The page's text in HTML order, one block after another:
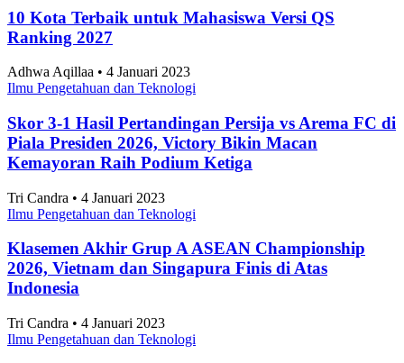
10 Kota Terbaik untuk Mahasiswa Versi QS
Ranking 2027
Adhwa Aqillaa • 4 Januari 2023
Ilmu Pengetahuan dan Teknologi
Skor 3-1 Hasil Pertandingan Persija vs Arema FC di
Piala Presiden 2026, Victory Bikin Macan
Kemayoran Raih Podium Ketiga
Tri Candra • 4 Januari 2023
Ilmu Pengetahuan dan Teknologi
Klasemen Akhir Grup A ASEAN Championship
2026, Vietnam dan Singapura Finis di Atas
Indonesia
Tri Candra • 4 Januari 2023
Ilmu Pengetahuan dan Teknologi